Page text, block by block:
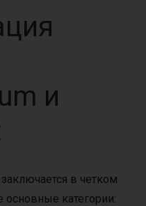
и
в четком
основные категории: